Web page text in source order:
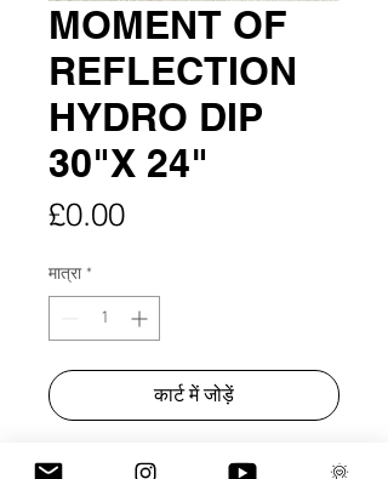
MOMENT OF
REFLECTION
HYDRO DIP
30"X 24"
£0.00मूल्य
मात्रा *
कार्ट में जोड़ें